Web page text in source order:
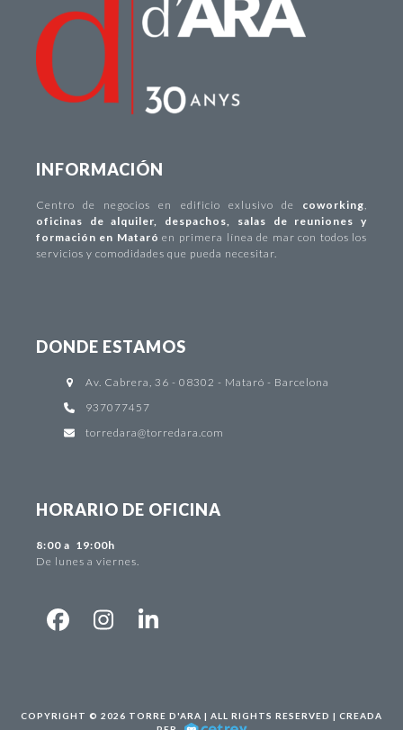
INFORMACIÓN
Centro de negocios en edificio exlusivo de coworking,
oficinas de alquiler, despachos, salas de reuniones y
formación en Mataróen primera línea de mar con todos los
servicios y comodidades que pueda necesitar.
DONDE ESTAMOS
Av. Cabrera, 36 - 08302 - Mataró - Barcelona
937077457
torredara@torredara.com
HORARIO DE OFICINA
8:00 a 19:00h
De lunes a viernes.
Facebook
Instagram
LinkedIn
COPYRIGHT © 2026 TORRE D'ARA | ALL RIGHTS RESERVED | CREADA